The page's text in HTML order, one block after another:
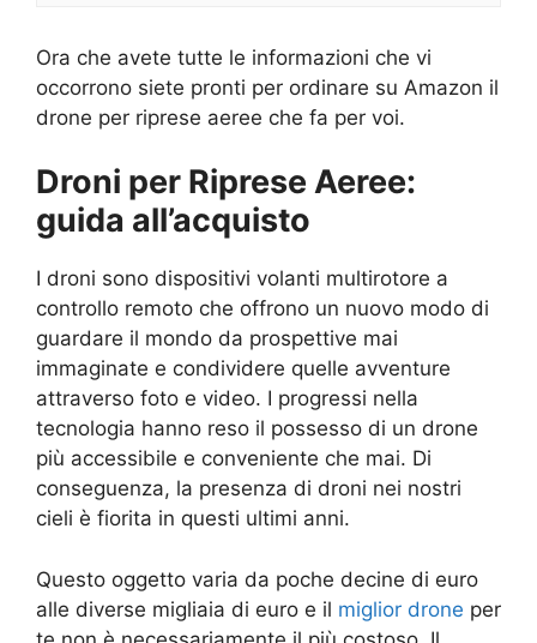
Ora che avete tutte le informazioni che vi
occorrono siete pronti per ordinare su Amazon il
drone per riprese aeree che fa per voi.
Droni per Riprese Aeree:
guida all’acquisto
I droni sono dispositivi volanti multirotore a
controllo remoto che offrono un nuovo modo di
guardare il mondo da prospettive mai
immaginate e condividere quelle avventure
attraverso foto e video. I progressi nella
tecnologia hanno reso il possesso di un drone
più accessibile e conveniente che mai. Di
conseguenza, la presenza di droni nei nostri
cieli è fiorita in questi ultimi anni.
Questo oggetto varia da poche decine di euro
alle diverse migliaia di euro e il miglior drone per